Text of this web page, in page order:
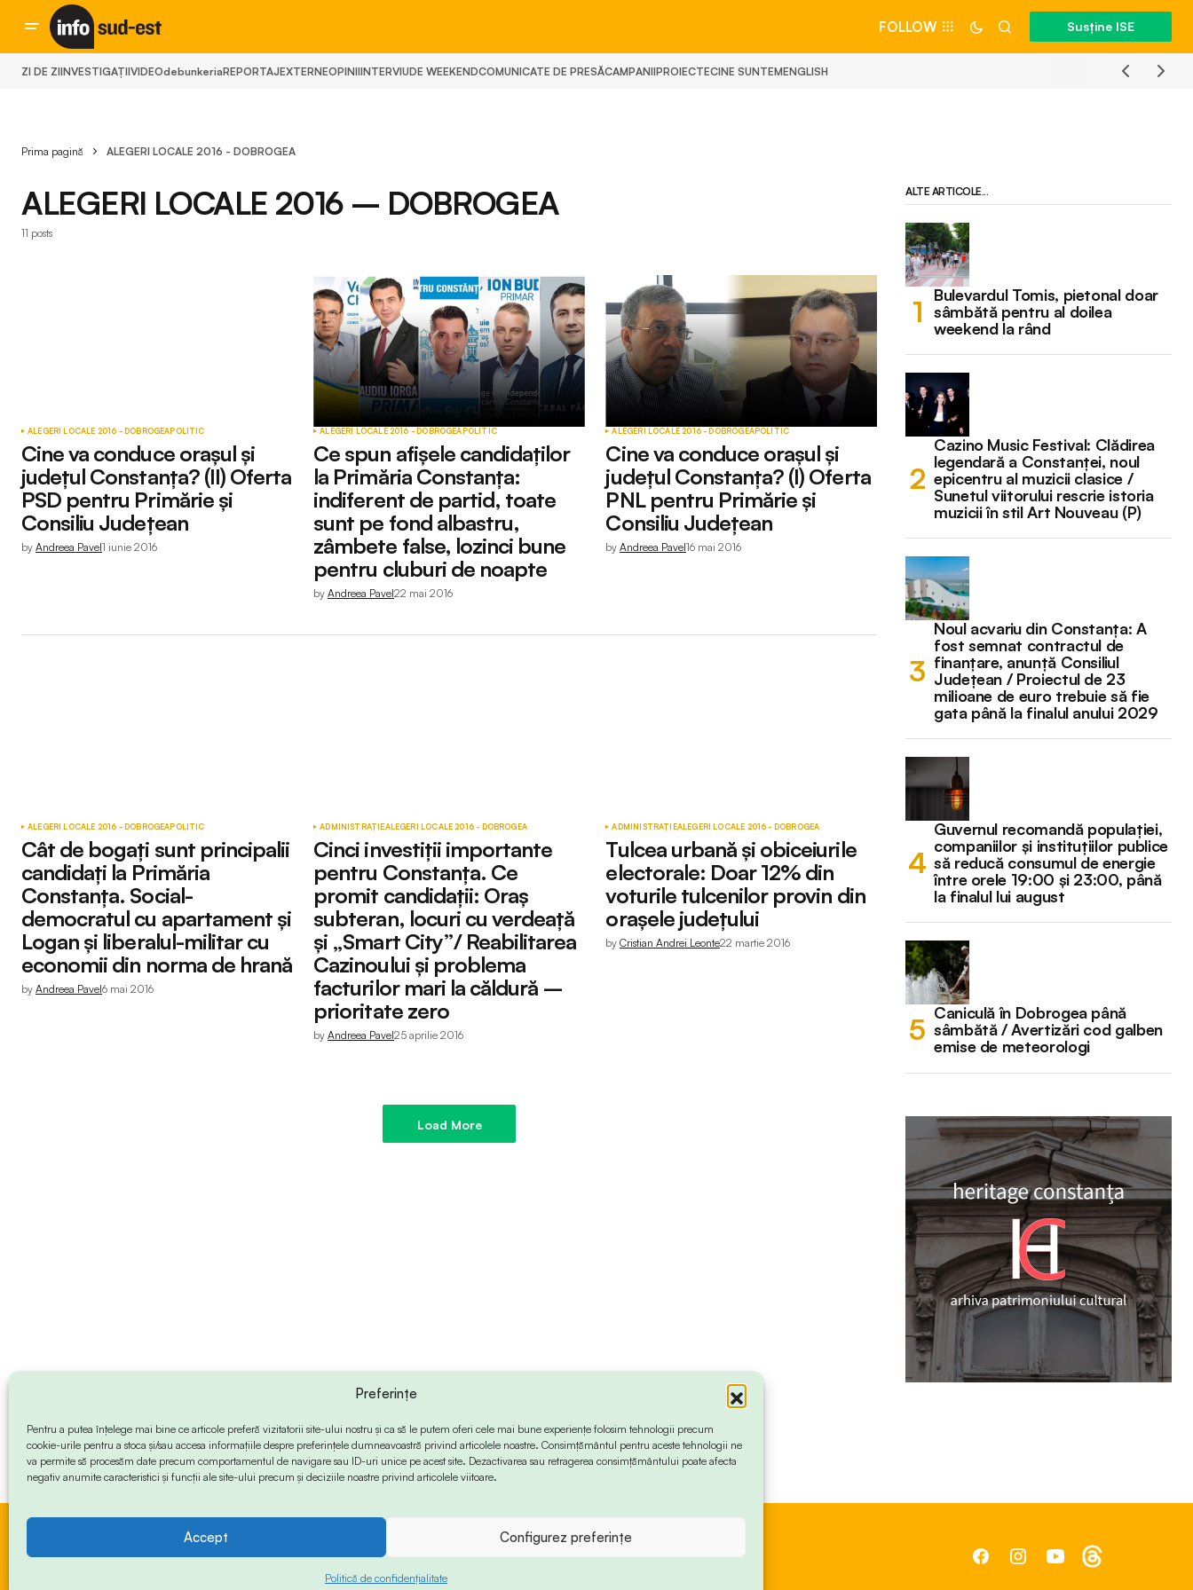
Preferințe
Pentru a putea înțelege mai bine ce articole preferă vizitatorii site-ului nostru și ca să le putem oferi cele mai bune experiențe folosim tehnologii precum
cookie-urile pentru a stoca și/sau accesa informațiile despre preferințele dumneavoastră privind articolele noastre. Consimțământul pentru aceste tehnologii ne
va permite să procesăm date precum comportamentul de navigare sau ID-uri unice pe acest site. Dezactivarea sau retragerea consimțământului poate afecta
negativ anumite caracteristici și funcții ale site-ului precum și deciziile noastre privind articolele viitoare.
Accept Configurez preferințe
Politică de confidențialitate
FOLLOW Susține ISE
ZI DE ZIINVESTIGAȚIIVIDEOdebunkeriaREPORTAJEXTERNEOPINIIINTERVIUDE WEEKENDCOMUNICATE DE PRESĂCAMPANIIPROIECTECINE SUNTEMENGLISH
Prima pagină ALEGERI LOCALE 2016 - DOBROGEA
ALEGERI LOCALE 2016 – DOBROGEA
11 posts
ALEGERI LOCALE 2016 - DOBROGEAPOLITIC
Cine va conduce orașul și
județul Constanța? (II) Oferta
PSD pentru Primărie și
Consiliu Județean
by Andreea Pavel1 iunie 2016
ALEGERI LOCALE 2016 - DOBROGEAPOLITIC
Ce spun afișele candidaților
la Primăria Constanța:
indiferent de partid, toate
sunt pe fond albastru,
zâmbete false, lozinci bune
pentru cluburi de noapte
by Andreea Pavel22 mai 2016
ALEGERI LOCALE 2016 - DOBROGEAPOLITIC
Cine va conduce orașul și
județul Constanța? (I) Oferta
PNL pentru Primărie și
Consiliu Județean
by Andreea Pavel16 mai 2016
ALEGERI LOCALE 2016 - DOBROGEAPOLITIC
Cât de bogați sunt principalii
candidați la Primăria
Constanța. Social-
democratul cu apartament și
Logan și liberalul-militar cu
economii din norma de hrană
by Andreea Pavel6 mai 2016
ADMINISTRAȚIEALEGERI LOCALE 2016 - DOBROGEA
Cinci investiții importante
pentru Constanța. Ce
promit candidații: Oraș
subteran, locuri cu verdeață
și „Smart City”/ Reabilitarea
Cazinoului și problema
facturilor mari la căldură –
prioritate zero
by Andreea Pavel25 aprilie 2016
ADMINISTRAȚIEALEGERI LOCALE 2016 - DOBROGEA
Tulcea urbană și obiceiurile
electorale: Doar 12% din
voturile tulcenilor provin din
orașele județului
by Cristian Andrei Leonte22 martie 2016
Load More
ALTE ARTICOLE...
Bulevardul Tomis, pietonal doar
sâmbătă pentru al doilea
weekend la rând
Cazino Music Festival: Clădirea
legendară a Constanței, noul
epicentru al muzicii clasice /
Sunetul viitorului rescrie istoria
muzicii în stil Art Nouveau (P)
Noul acvariu din Constanța: A
fost semnat contractul de
finanțare, anunță Consiliul
Județean / Proiectul de 23
milioane de euro trebuie să fie
gata până la finalul anului 2029
Guvernul recomandă populației,
companiilor și instituțiilor publice
să reducă consumul de energie
între orele 19:00 și 23:00, până
la finalul lui august
Caniculă în Dobrogea până
sâmbătă / Avertizări cod galben
emise de meteorologi
© 2024 Info-Sud-Est. All Rights Reserved.